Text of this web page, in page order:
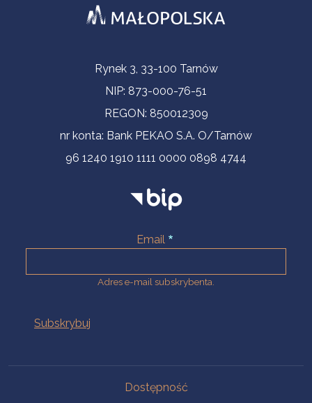
Informacje kontaktoweRynek 3, 33-100 Tarnów
NIP: 873-000-76-51
REGON: 850012309
nr konta: Bank PEKAO S.A. O/Tarnów
96 1240 1910 1111 0000 0898 4744
Email
Adres e-mail subskrybenta.
Dostępność